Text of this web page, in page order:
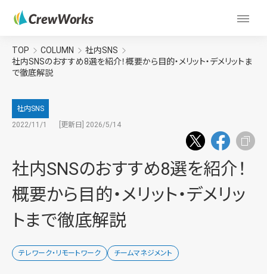
TOP COLUMN
社内SNS
社内SNSのおすすめ8選を紹介！概要から目的・メリット・デメリットま
で徹底解説
社内SNS
2022/11/1
[更新日] 2026/5/14
社内SNSのおすすめ8選を紹介！
概要から目的・メリット・デメリッ
トまで徹底解説
テレワーク・リモートワーク チームマネジメント